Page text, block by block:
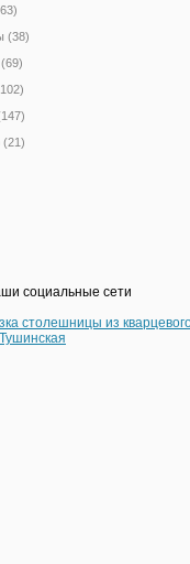
(38)
(21)
социальные сети
столешницы из